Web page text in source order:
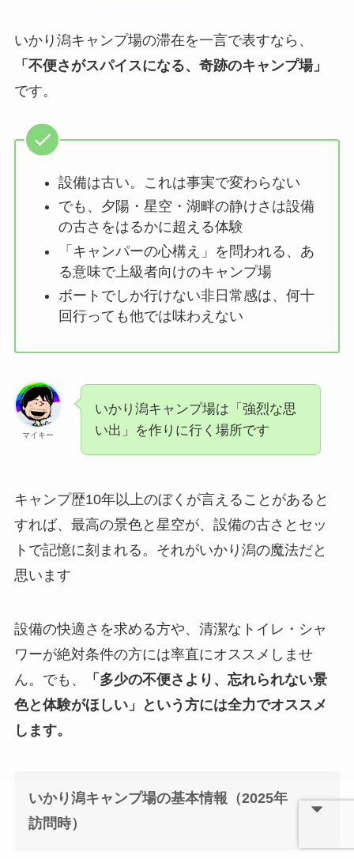
いかり潟キャンプ場の滞在を一言で表すなら、
「不便さがスパイスになる、奇跡のキャンプ場」
です。
設備は古い。これは事実で変わらない
でも、夕陽・星空・湖畔の静けさは設備
の古さをはるかに超える体験
「キャンパーの心構え」を問われる、あ
る意味で上級者向けのキャンプ場
ボートでしか行けない非日常感は、何十
回行っても他では味わえない
マイキー
いかり潟キャンプ場は「強烈な思
い出」を作りに行く場所です
キャンプ歴10年以上のぼくが言えることがあると
すれば、最高の景色と星空が、設備の古さとセッ
トで記憶に刻まれる。それがいかり潟の魔法だと
思います
設備の快適さを求める方や、清潔なトイレ・シャ
ワーが絶対条件の方には率直にオススメしませ
ん。でも、
「多少の不便さより、忘れられない景
色と体験がほしい」という方には全力でオススメ
します。
いかり潟キャンプ場の基本情報（2025年
訪問時）